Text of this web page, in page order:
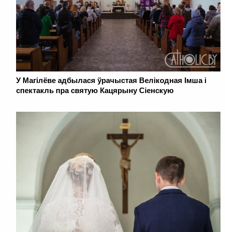
У Магілёве адбылася ўрачыстая Велікодная Імша і
спектакль пра святую Кацярыну Сіенскую